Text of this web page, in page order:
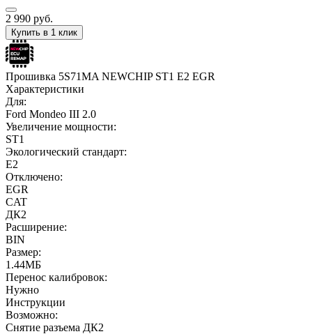
2 990 руб.
Купить в 1 клик
Прошивка 5S71MA NEWCHIP ST1 E2 EGR
Характеристики
Для:
Ford Mondeo III 2.0
Увеличение мощности:
ST1
Экологический стандарт:
E2
Отключено:
EGR
CAT
ДК2
Расширение:
BIN
Размер:
1.44МБ
Перенос калибровок:
Нужно
Инструкции
Возможно:
Снятие разъема ДК2